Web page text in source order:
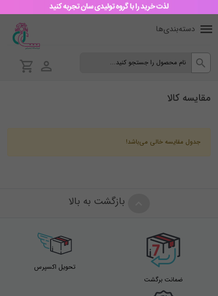
دسته‌بندی‌ها
مقایسه کالا
جدول مقایسه خالی می‌باشد!
بازگشت به بالا
ضمانت برگشت
تحویل اکسپرس